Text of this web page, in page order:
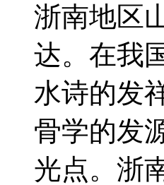
浙南地区
达。在我
水诗的发
骨学的发
光点。浙